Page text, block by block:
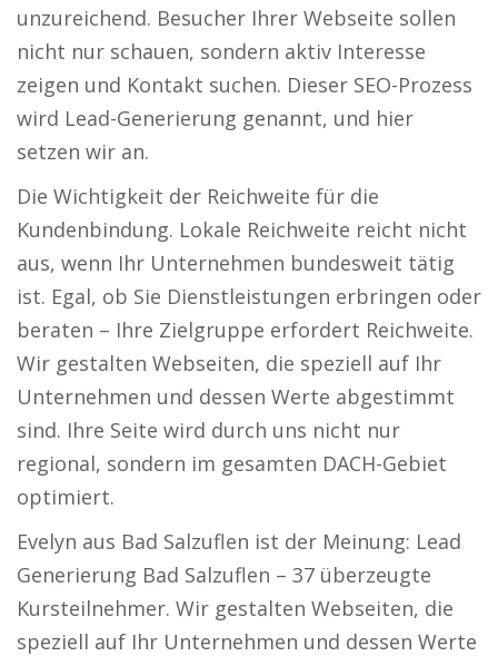
unzureichend. Besucher Ihrer Webseite sollen
nicht nur schauen, sondern aktiv Interesse
zeigen und Kontakt suchen. Dieser SEO-Prozess
wird Lead-Generierung genannt, und hier
setzen wir an.
Die Wichtigkeit der Reichweite für die
Kundenbindung. Lokale Reichweite reicht nicht
aus, wenn Ihr Unternehmen bundesweit tätig
ist. Egal, ob Sie Dienstleistungen erbringen oder
beraten – Ihre Zielgruppe erfordert Reichweite.
Wir gestalten Webseiten, die speziell auf Ihr
Unternehmen und dessen Werte abgestimmt
sind. Ihre Seite wird durch uns nicht nur
regional, sondern im gesamten DACH-Gebiet
optimiert.
Evelyn aus Bad Salzuflen ist der Meinung: Lead
Generierung Bad Salzuflen – 37 überzeugte
Kursteilnehmer. Wir gestalten Webseiten, die
speziell auf Ihr Unternehmen und dessen Werte